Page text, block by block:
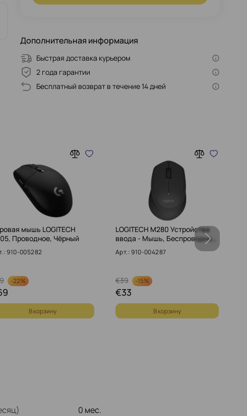
Дополнительная информация
Быстрая доставка курьером
2 года гарантии
Бесплатный возврат в течение 14 дней
мышь LOGITECH
Проводное, Чёрный
910-005282
-22%
В корзину
LOGITECH M280 Устройства
ввода - Мышь, Беспроводна…
Арт.: 910-004287
39
€ -15%
33
€
В корзину
0 мес.